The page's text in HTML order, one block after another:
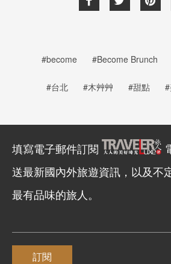
#become #Become Brunch
#台北 #木艸艸 #甜點
填寫電子郵件訂閱
送最新國內外旅遊資訊，以及不
最有品味的旅人。
訂閱